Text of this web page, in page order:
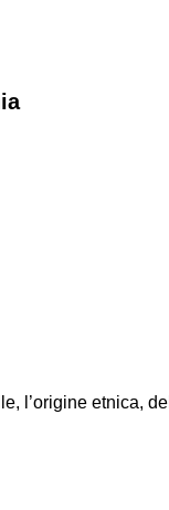
l’origine etnica,